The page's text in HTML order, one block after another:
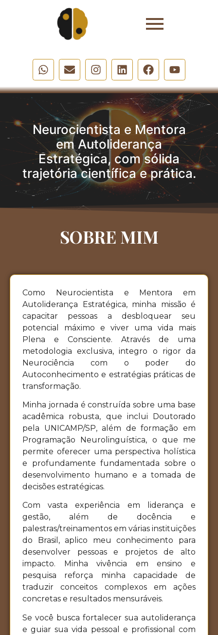
Neurocientista e Mentora
em Autoliderança
Estratégica, com sólida
trajetória científica e prática.
SOBRE MIM
Como Neurocientista e Mentora em
Autoliderança Estratégica, minha missão é
capacitar pessoas a desbloquear seu
potencial máximo e viver uma vida mais
Plena e Consciente. Através de uma
metodologia exclusiva, integro o rigor da
Neurociência com o poder do
Autoconhecimento e estratégias práticas de
transformação.
Minha jornada é construída sobre uma base
acadêmica robusta, que inclui Doutorado
pela UNICAMP/SP, além de formação em
Programação Neurolinguística, o que me
permite oferecer uma perspectiva holística
e profundamente fundamentada sobre o
desenvolvimento humano e a tomada de
decisões estratégicas.
Com vasta experiência em liderança e
gestão, além de docência e
palestras/treinamentos em várias instituições
do Brasil, aplico meu conhecimento para
desenvolver pessoas e projetos de alto
impacto. Minha vivência em ensino e
pesquisa reforça minha capacidade de
traduzir conceitos complexos em ações
concretas e resultados mensuráveis.
Se você busca fortalecer sua autoliderança
e guiar sua vida pessoal e profissional com